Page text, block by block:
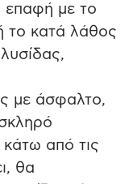
επαφή με το
το κατά λάθος
με άσφαλτο,
από τις
θα